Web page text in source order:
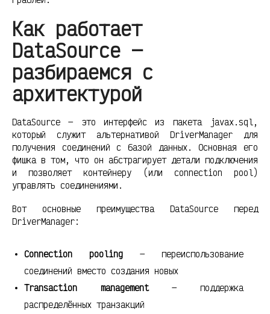
Как работает
DataSource —
разбираемся с
архитектурой
DataSource — это интерфейс из пакета javax.sql,
который служит альтернативой DriverManager для
получения соединений с базой данных. Основная его
фишка в том, что он абстрагирует детали подключения
и позволяет контейнеру (или connection pool)
управлять соединениями.
Вот основные преимущества DataSource перед
DriverManager:
Connection pooling— переиспользование
соединений вместо создания новых
Transaction management— поддержка
распределённых транзакций